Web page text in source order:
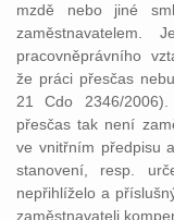
mzdě nebo jiné
zaměstnavatelem.
pracovněprávního
že práci přesčas
21 Cdo 2346/
přesčas tak není
ve vnitřním předpisu
stanovení, resp.
nepřihlíželo a
zaměstnavateli